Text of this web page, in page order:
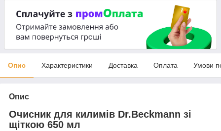
Опис Характеристики Доставка Оплата Умови
Опис
Очисник для килимів Dr.Beckmann зі
щіткою 650 мл